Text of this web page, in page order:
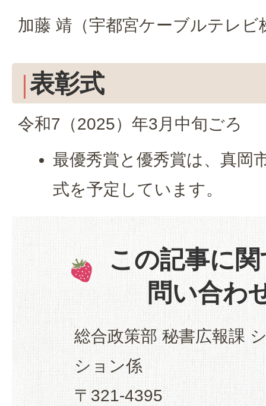
加藤 靖（宇都宮ケーブルテレビ
表彰式
令和7（2025）年3月中旬ごろ
最優秀賞と優秀賞は、真岡
式を予定しています。
この記事に
問い合わ
総合政策部 秘書広報課
ション係
〒321-4395